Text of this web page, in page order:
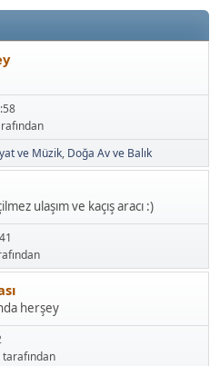
ve Müzik Doğa Av ve Balık
ulaşım ve kaçış aracı :)
herşey
tarafından